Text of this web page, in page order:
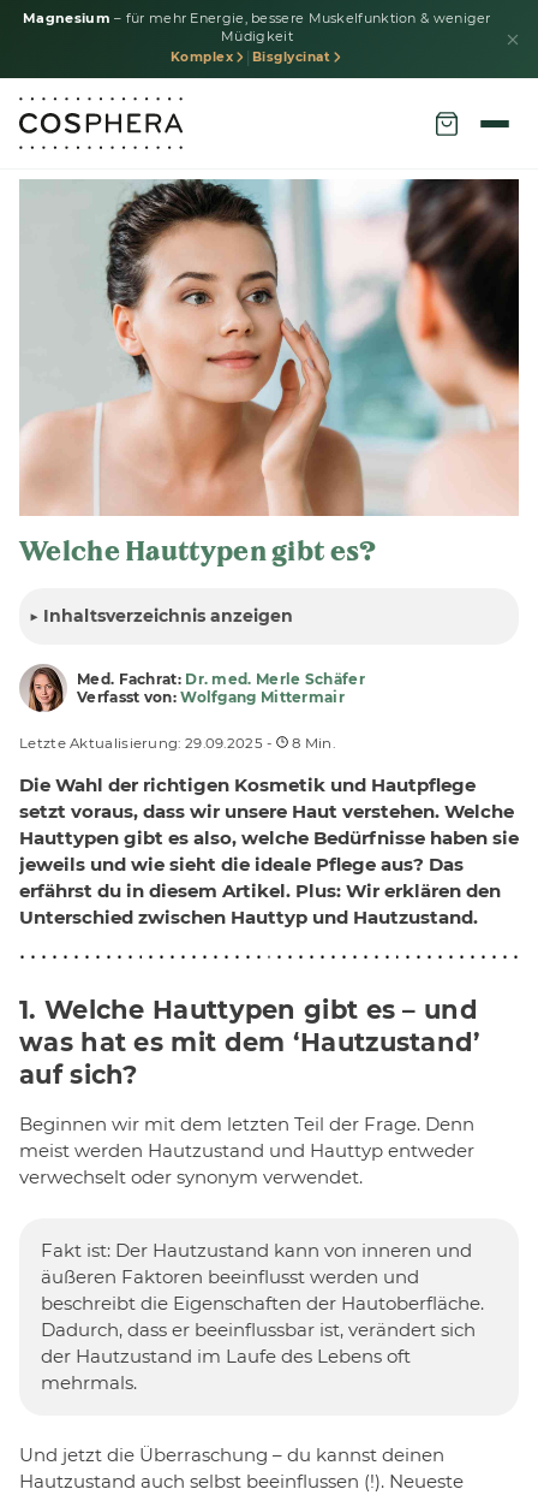
Magnesium – für mehr Energie, bessere Muskelfunktion & weniger
Müdigkeit
Komplex Bisglycinat
Welche Hauttypen gibt es?
▶ Inhaltsverzeichnis anzeigen
Med. Fachrat: Dr. med. Merle Schäfer
Verfasst von:Wolfgang Mittermair
Letzte Aktualisierung: 29.09.2025 - 8 Min.
Die Wahl der richtigen Kosmetik und Hautpflege
setzt voraus, dass wir unsere Haut verstehen. Welche
Hauttypen gibt es also, welche Bedürfnisse haben sie
jeweils und wie sieht die ideale Pflege aus? Das
erfährst du in diesem Artikel. Plus: Wir erklären den
Unterschied zwischen Hauttyp und Hautzustand.
1. Welche Hauttypen gibt es – und
was hat es mit dem ‘Hautzustand’
auf sich?
Beginnen wir mit dem letzten Teil der Frage. Denn
meist werden Hautzustand und Hauttyp entweder
verwechselt oder synonym verwendet.
Fakt ist: Der Hautzustand kann von inneren und
äußeren Faktoren beeinflusst werden und
beschreibt die Eigenschaften der Hautoberfläche.
Dadurch, dass er beeinflussbar ist, verändert sich
der Hautzustand im Laufe des Lebens oft
mehrmals.
Und jetzt die Überraschung – du kannst deinen
Hautzustand auch selbst beeinflussen (!). Neueste